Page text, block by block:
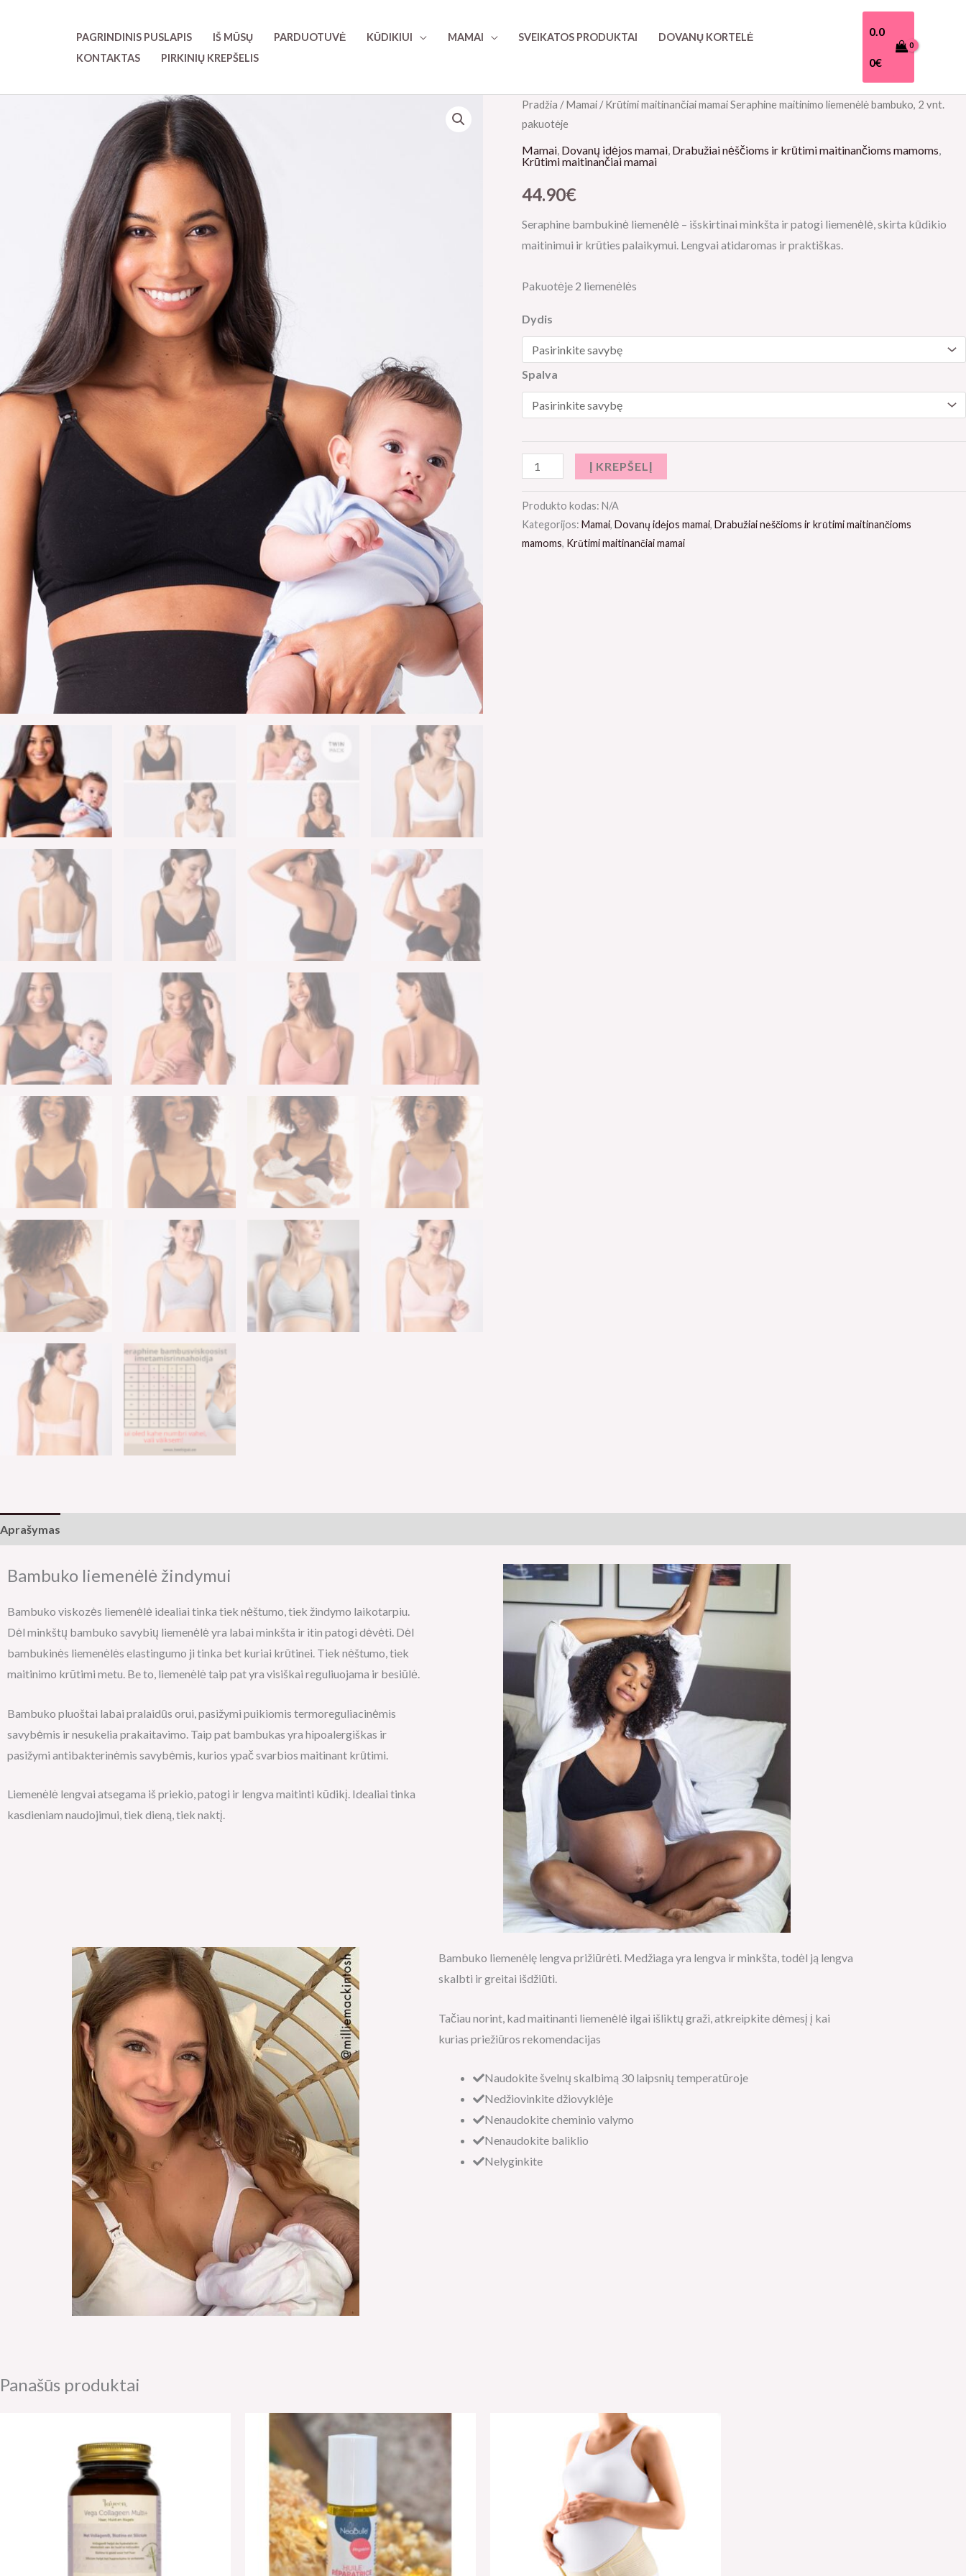
PAGRINDINIS PUSLAPIS IŠ MŪSŲ PARDUOTUVĖ KŪDIKIUI MAMAI SVEIKATOS PRODUKTAI
DOVANŲ KORTELĖ
KONTAKTAS
PIRKINIŲ KREPŠELIS
0.0
0€
Pradžia /Mamai/Krūtimi maitinančiai mamaiSeraphine maitinimo liemenėlė bambuko, 2 vnt.
pakuotėje
Mamai, Dovanų idėjos mamai, Drabužiai nėščioms ir krūtimi maitinančioms mamoms
Krūtimi maitinančiai mamai
44.90€
Seraphine bambukinė liemenėlė – išskirtinai minkšta ir patogi liemenėlė, skirta kūdikio
maitinimui ir krūties palaikymui. Lengvai atidaromas ir praktiškas.
Pakuotėje 2 liemenėlės
Dydis
Spalva
produkto
kiekis:
Seraphine
imetamisrinnahoidja
bambusest,
pakis
Į KREPŠELĮ
Produkto kodas: N/A
Kategorijos: Mamai, Dovanų idėjos mamai, Drabužiai nėščioms ir krūtimi maitinančioms
mamoms, Krūtimi maitinančiai mamai
Aprašymas
Bambuko liemenėlė žindymui
Bambuko viskozės liemenėlė idealiai tinka tiek nėštumo, tiek žindymo laikotarpiu.
Dėl minkštų bambuko savybių liemenėlė yra labai minkšta ir itin patogi dėvėti. Dėl
bambukinės liemenėlės elastingumo ji tinka bet kuriai krūtinei. Tiek nėštumo, tiek
maitinimo krūtimi metu. Be to, liemenėlė taip pat yra visiškai reguliuojama ir besiūlė.
Bambuko pluoštai labai pralaidūs orui, pasižymi puikiomis termoreguliacinėmis
savybėmis ir nesukelia prakaitavimo. Taip pat bambukas yra hipoalergiškas ir
pasižymi antibakterinėmis savybėmis, kurios ypač svarbios maitinant krūtimi.
Liemenėlė lengvai atsegama iš priekio, patogi ir lengva maitinti kūdikį. Idealiai tinka
kasdieniam naudojimui, tiek dieną, tiek naktį.
Bambuko liemenėlę lengva prižiūrėti. Medžiaga yra lengva ir minkšta, todėl ją lengva
skalbti ir greitai išdžiūti.
Tačiau norint, kad maitinanti liemenėlė ilgai išliktų graži, atkreipkite dėmesį į kai
kurias priežiūros rekomendacijas
Naudokite švelnų skalbimą 30 laipsnių temperatūroje
Nedžiovinkite džiovyklėje
Nenaudokite cheminio valymo
Nenaudokite baliklio
Nelyginkite
Panašūs produktai